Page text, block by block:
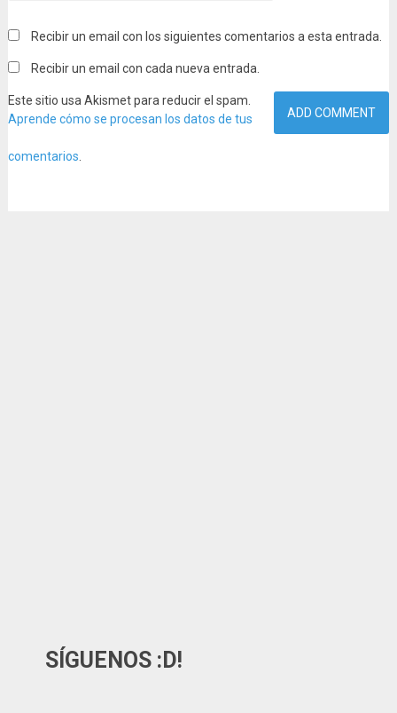
Recibir un email con los siguientes comentarios a esta entrada.
Recibir un email con cada nueva entrada.
Este sitio usa Akismet para reducir el spam.
Aprende cómo se procesan los datos de tus
comentarios
SÍGUENOS :D!